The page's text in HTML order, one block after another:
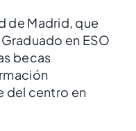
de Madrid, que
en ESO
becas
del centro en